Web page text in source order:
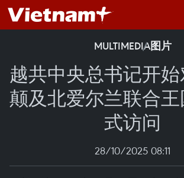
MULTIMEDIA图片
越共中央总书记开
颠及北爱尔兰联合
式访问
28/10/2025 08:11